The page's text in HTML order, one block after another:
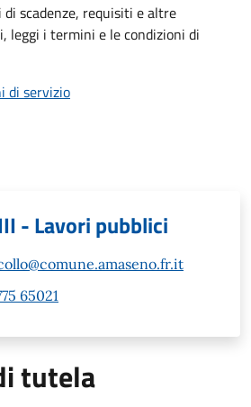
scadenze, requisiti e altre
leggi i termini e le condizioni di
di servizio
- Lavori pubblici
65021
tutela